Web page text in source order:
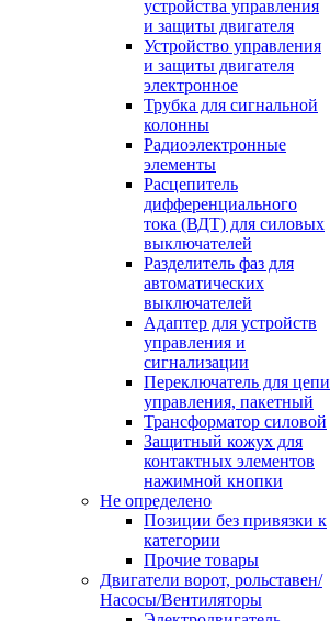
устройства управления
и защиты двигателя
Устройство управления
и защиты двигателя
электронное
Трубка для сигнальной
колонны
Радиоэлектронные
элементы
Расцепитель
дифференциального
тока (ВДТ) для силовых
выключателей
Разделитель фаз для
автоматических
выключателей
Адаптер для устройств
управления и
сигнализации
Переключатель для цепи
управления, пакетный
Трансформатор силовой
Защитный кожух для
контактных элементов
нажимной кнопки
Не определено
Позиции без привязки к
категории
Прочие товары
Двигатели ворот, рольставен/
Насосы/Вентиляторы